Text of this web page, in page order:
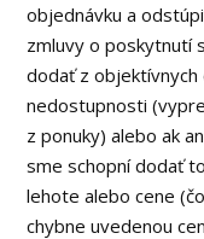
objednávku a
zmluvy o poskytnutí
dodať z
nedostupnosti
z ponuky) alebo ak
sme schopní dodať
lehote alebo cene
chybne uvedenou